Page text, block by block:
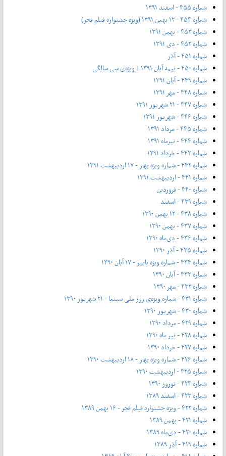
شماره ۴۵۵ - اسفند ۱۳۹۱
شماره ۴۵۴ - ۱۲ بهمن ۱۳۹۱ (ویژه جشنواره فیلم فجر)
شماره ۴۵۳ - بهمن ۱۳۹۱
شماره ۴۵۲ - دی ۱۳۹۱
شماره ۴۵۱ - آذر
شماره ۴۵۰ - نیمه آبان ۱۳۹۱ | ویژه‌ی سی سالگی
شماره ۴۴۹ - آبان ۱۳۹۱
شماره ۴۴۸ - مهر ۱۳۹۱
شماره ۴۴۷ - ۲۱ شهریور ۱۳۹۱
شماره ۴۴۶ - شهریور ۱۳۹۱
شماره ۴۴۵ - مرداد ۱۳۹۱
شماره ۴۴۴ - تیر‌ماه ۱۳۹۱
شماره ۴۴۳ - خرداد ۱۳۹۱
شماره ۴۴۲ - شماره ویژه بهار - ۱۷ اردیبهشت ۱۳۹۱
شماره ۴۴۱ - اردیبهشت ۱۳۹۱
شماره ۴۴۰ - فروردین
شماره ۴۳۹ - اسفند
شماره ۴۳۸ - ۱۲ بهمن ۱۳۹۰
شماره ۴۳۷ - بهمن ۱۳۹۰
شماره ۴۳۶ - دی‌ماه ۱۳۹۰
شماره ۴۳۵ - آذر ۱۳۹۰
شماره ۴۳۴ - شماره ویژه پاییز - ۱۷ آبان ۱۳۹۰
شماره ۴۳۳ - آبان ۱۳۹۰
شماره ۴۳۲ - مهر ۱۳۹۰
شماره ۴۳۱ - شماره ویژه‌ی روز ملی سینما - ۲۱ شهریور ۱۳۹۰
شماره ۴۳۰ - شهریور ۱۳۹۰
شماره ۴۲۹ - مرداد ۱۳۹۰
شماره ۴۲۸ - تیر ماه ۱۳۹۰
شماره ۴۲۷ - خرداد ۱۳۹۰
شماره ۴۲۶ - شماره ویژه بهار - ۱۸ اردیبهشت ۱۳۹۰
شماره ۴۲۵ - اردیبهشت ۱۳۹۰
شماره ۴۲۴ - نوروز ۱۳۹۰
شماره ۴۲۳ - اسفند ۱۳۸۹
شماره ۴۲۲ - ویژه جشنواره فیلم فجر - ۱۶ بهمن ۱۳۸۹
شماره ۴۲۱ - بهمن ۱۳۸۹
شماره ۴۲۰ - دی‌ماه ۱۳۸۹
شماره ۴۱۹ - آذر ۱۳۸۹